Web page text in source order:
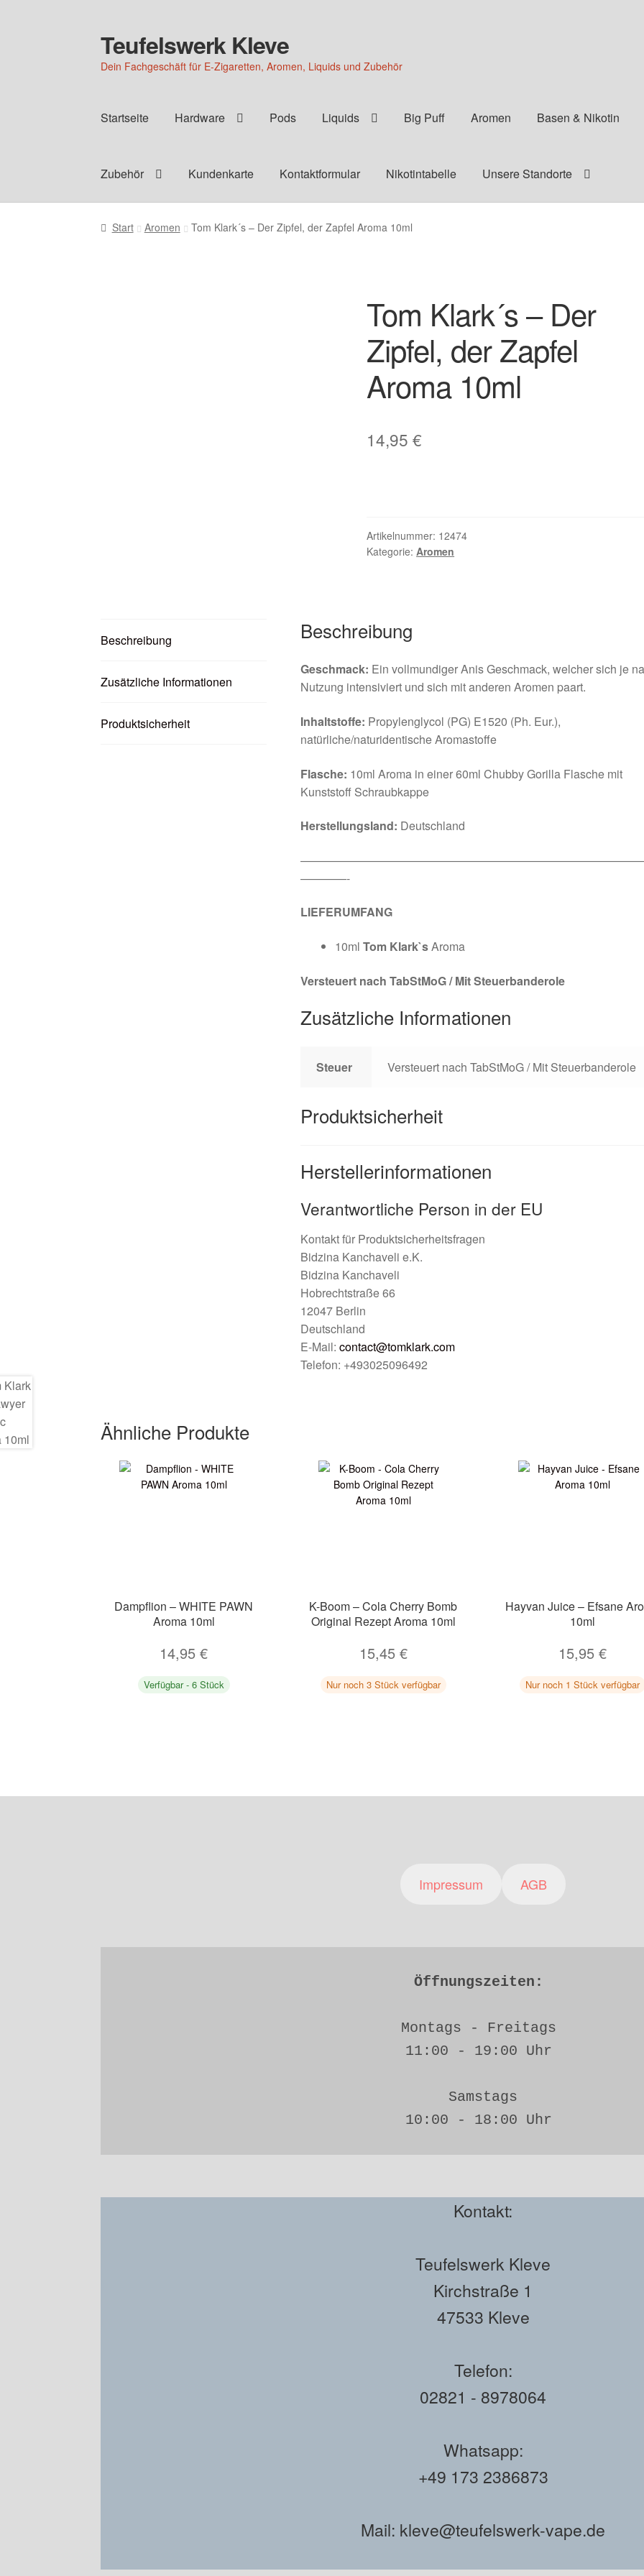
Zur
Navigation
springen
Zum
Inhalt
springen
Teufelswerk Kleve
Dein Fachgeschäft für E-Zigaretten, Aromen, Liquids und Zubehör
Startseite Hardware Pods Liquids Big Puff Aromen Basen & Nikotin
Zubehör Kundenkarte Kontaktformular Nikotintabelle Unsere Standorte
Start Aromen Tom Klark´s – Der Zipfel, der Zapfel Aroma 10ml
Tom Klark´s – Der
Zipfel, der Zapfel
Aroma 10ml
14,95€
Artikelnummer: 12474
Kategorie: Aromen
Beschreibung
Zusätzliche Informationen
Produktsicherheit
Beschreibung
Geschmack: Ein vollmundiger Anis Geschmack, welcher sich je
Nutzung intensiviert und sich mit anderen Aromen paart.
Inhaltstoffe: Propylenglycol (PG) E1520 (Ph. Eur.),
natürliche/naturidentische Aromastoffe
Flasche: 10ml Aroma in einer 60ml Chubby Gorilla Flasche mit
Kunststoff Schraubkappe
Herstellungsland: Deutschland
————-
LIEFERUMFANG
10ml Tom Klark`sAroma
Versteuert nach TabStMoG / Mit Steuerbanderole
Zusätzliche Informationen
Steuer Versteuert nach TabStMoG / Mit Steuerbanderole
Produktsicherheit
Herstellerinformationen
Verantwortliche Person in der EU
Kontakt für Produktsicherheitsfragen
Bidzina Kanchaveli e.K.
Bidzina Kanchaveli
Hobrechtstraße 66
12047 Berlin
Deutschland
E-Mail: contact@tomklark.com
Telefon: +493025096492
Ähnliche Produkte
Dampflion – WHITE PAWN
Aroma 10ml
14,95€
Verfügbar - 6 Stück
K-Boom – Cola Cherry Bomb
Original Rezept Aroma 10ml
15,45 €
Nur noch 3 Stück verfügbar
Hayvan Juice – Efsane
10ml
15,95€
Nur noch 1 Stück verfügbar
Impressum AGB
Öffnungszeiten:
Montags - Freitags
11:00 - 19:00 Uhr
Samstags
10:00 - 18:00 Uhr
Kontakt:
Teufelswerk Kleve
Kirchstraße 1
47533 Kleve
Telefon:
02821 - 8978064
Whatsapp:
+49 173 2386873
Mail: kleve@teufelswerk-vape.de